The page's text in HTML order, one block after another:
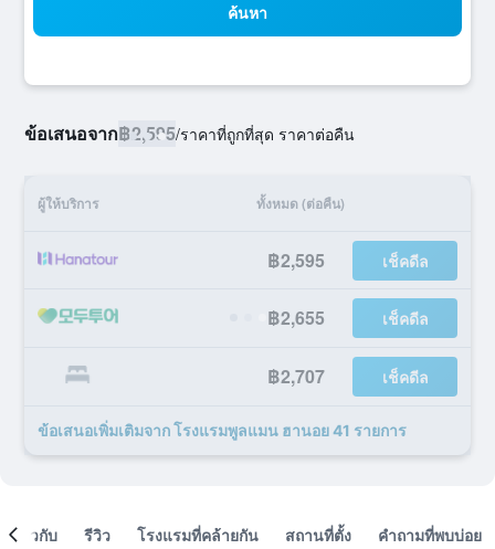
ค้นหา
ข้อเสนอจาก฿2,595/ราคาที่ถูกที่สุด ราคาต่อคืน
ผู้ให้บริการ ทั้งหมด (ต่อคืน)
฿2,595 เช็คดีล
฿2,655 เช็คดีล
฿2,707 เช็คดีล
ข้อเสนอเพิ่มเติมจาก โรงแรมพูลแมน ฮานอย 41 รายการ
เกี่ยวกับ รีวิว โรงแรมที่คล้ายกัน สถานที่ตั้ง คำถามที่พบบ่อย